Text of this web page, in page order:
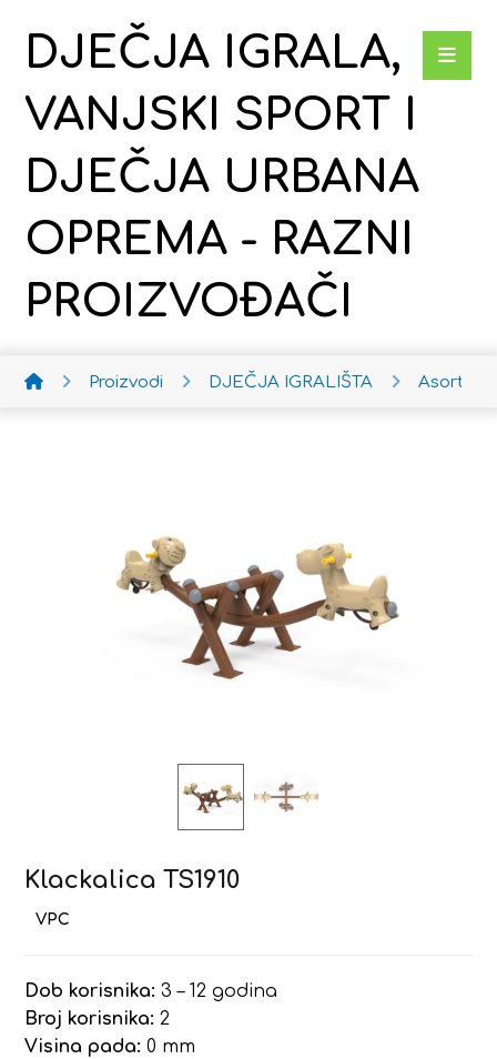
DJEČJA IGRALA,
VANJSKI SPORT I
DJEČJA URBANA
OPREMA - RAZNI
PROIZVOĐAČI
Proizvodi DJEČJA IGRALIŠTA
Klackalica TS1910
Dob korisnika: 3 – 12 godina
Broj korisnika: 2
Visina pada: 0 mm